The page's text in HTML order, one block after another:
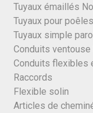
Tuyaux émaillés
Tuyaux pour
Tuyaux simple
Conduits
Conduits flexibles
Raccords
Flexible solin
Articles de